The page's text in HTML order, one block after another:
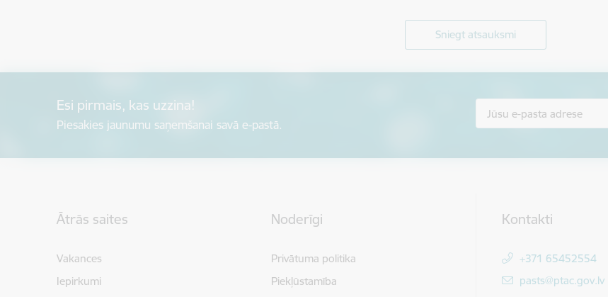
Sniegt atsauksmi
Esi pirmais, kas uzzina!
Piesakies jaunumu saņemšanai savā e-pastā.
Ātrās saites
Vakances
Iepirkumi
Noderīgi
Privātuma politika
Piekļūstamība
Kontakti
+371 65452554
E-pasts:
pasts@ptac.gov.lv